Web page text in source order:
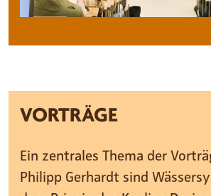
VORTRÄGE
Ein zentrales Thema der
Philipp Gerhardt sind